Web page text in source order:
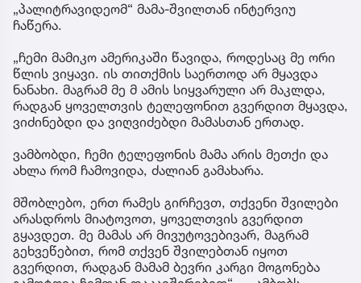
„პალიტრავიდეომ“ მამა-შვილთან ინტერვიუ
ჩაწერა.
„ჩემი მამიკო ამერიკაში წავიდა, როდესაც მე ორი
წლის ვიყავი. ის თითქმის საერთოდ არ მყავდა
ნანახი. მაგრამ მე მ ამის სიყვარული არ მაკლდა,
რადგან ყოველთვის ტელეფონით გვერდით მყავდა,
ვიძინებდი და ვიღვიძებდი მამასთან ერთად.
ვამბობდი, ჩემი ტელეფონის მამა არის მეთქი და
ახლა რომ ჩამოვიდა, ძალიან გამახარა.
მშობლებო, ერთ რამეს გირჩევთ, თქვენი შვილები
არასდროს მიატოვოთ, ყოველთვის გვერდით
გყავდეთ. მე მამას არ მივუტოვებივარ, მაგრამ
გეხვეწებით, რომ თქვენ შვილებთან იყოთ
გვერდით, რადგან მამამ ბევრი კარგი მოგონება